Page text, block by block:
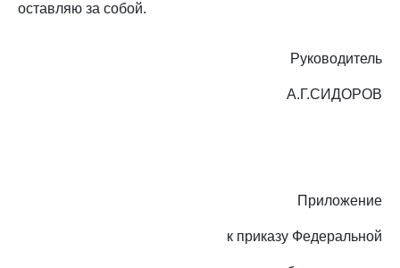
оставляю за собой.
Руководитель
А.Г.СИДОРОВ
Приложение
к приказу Федеральной